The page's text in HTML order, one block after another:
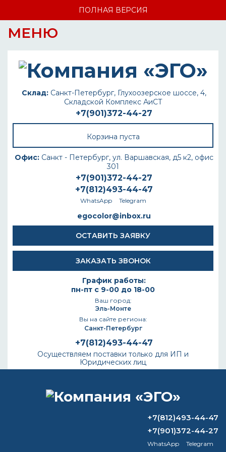
ПОЛНАЯ ВЕРСИЯ
МЕНЮ
Склад: Санкт-Петербург, Глухоозерское шоссе, 4,
Складской Комплекс АиСТ
+7(901)372-44-27
Корзина пуста
Офис: Санкт - Петербург, ул. Варшавская, д5 к2, офис
301
+7(901)372-44-27
+7(812)493-44-47
WhatsApp Telegram
egocolor@inbox.ru
ОСТАВИТЬ ЗАЯВКУ
ЗАКАЗАТЬ ЗВОНОК
График работы:
пн-пт с 9-00 до 18-00
Ваш город:
Эль-Монте
Вы на сайте региона:
Санкт-Петербург
+7(812)493-44-47
Осуществляем поставки только для ИП и
Юридических лиц
КАТАЛОГ
+7(812)493-44-47
+7(901)372-44-27
WhatsApp Telegram